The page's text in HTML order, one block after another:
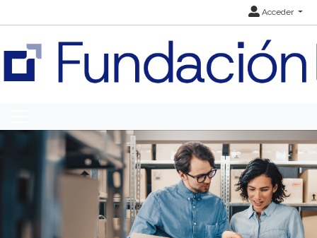
Acceder